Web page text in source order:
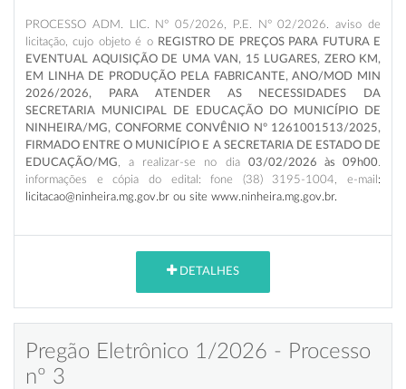
PROCESSO ADM. LIC. N° 05/2026, P.E. N° 02/2026. aviso de
licitação, cujo objeto é o REGISTRO DE PREÇOS PARA FUTURA E
EVENTUAL AQUISIÇÃO DE UMA VAN, 15 LUGARES, ZERO KM,
EM LINHA DE PRODUÇÃO PELA FABRICANTE, ANO/MOD MIN
2026/2026, PARA ATENDER AS NECESSIDADES DA
SECRETARIA MUNICIPAL DE EDUCAÇÃO DO MUNICÍPIO DE
NINHEIRA/MG, CONFORME CONVÊNIO Nº 1261001513/2025,
FIRMADO ENTRE O MUNICÍPIO E A SECRETARIA DE ESTADO DE
EDUCAÇÃO/MG ,a realizar-se no dia 03/02/2026 às 09h00
informações e cópia do edital: fone (38) 3195-1004, e-mail:
licitacao@ninheira.mg.gov.br ou site www.ninheira.mg.gov.br.
DETALHES
Pregão Eletrônico 1/2026 - Processo
nº 3